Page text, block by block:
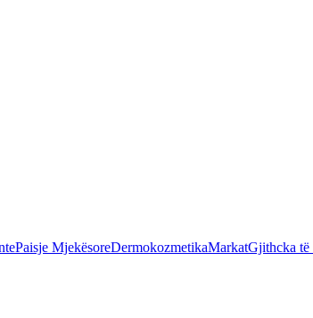
Paisje MjekësoreDermokozmetikaMarkatGjithcka të